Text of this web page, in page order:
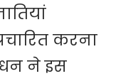
करना
ने इस